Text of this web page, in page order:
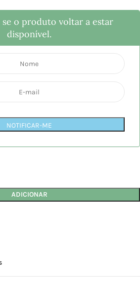
o produto voltar a estar
disponível.
NOTIFICAR-ME
ADICIONAR